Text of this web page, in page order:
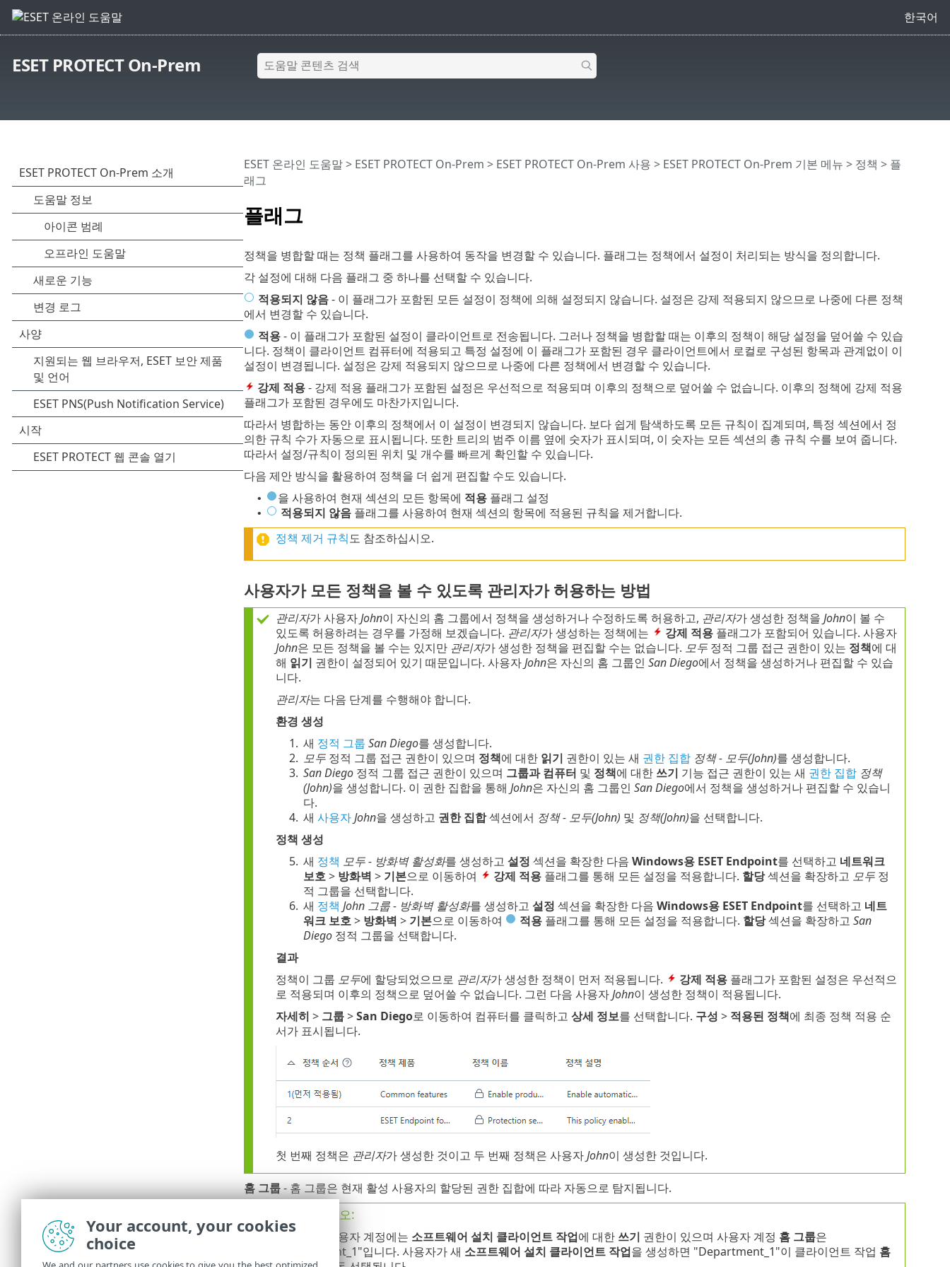
한국어
ESET PROTECT On-Prem
플래그
ESET 온라인 도움말> ESET PROTECT On-Prem > ESET PROTECT On-Prem 사용 > ESET PROTECT On-Prem 기본 메뉴 > 정책 > 플
래그
정책을 병합할 때는 정책 플래그를 사용하여 동작을 변경할 수 있습니다. 플래그는 정책에서 설정이 처리되는 방식을 정의합니다.
각 설정에 대해 다음 플래그 중 하나를 선택할 수 있습니다.
적용되지 않음- 이 플래그가 포함된 모든 설정이 정책에 의해 설정되지 않습니다. 설정은 강제 적용되지 않으므로 나중에 다른 정책
에서 변경할 수 있습니다.
적용- 이 플래그가 포함된 설정이 클라이언트로 전송됩니다. 그러나 정책을 병합할 때는 이후의 정책이 해당 설정을 덮어쓸 수 있습
니다. 정책이 클라이언트 컴퓨터에 적용되고 특정 설정에 이 플래그가 포함된 경우 클라이언트에서 로컬로 구성된 항목과 관계없이 이
설정이 변경됩니다. 설정은 강제 적용되지 않으므로 나중에 다른 정책에서 변경할 수 있습니다.
강제 적용- 강제 적용 플래그가 포함된 설정은 우선적으로 적용되며 이후의 정책으로 덮어쓸 수 없습니다. 이후의 정책에 강제 적용
플래그가 포함된 경우에도 마찬가지입니다.
따라서 병합하는 동안 이후의 정책에서 이 설정이 변경되지 않습니다. 보다 쉽게 탐색하도록 모든 규칙이 집계되며, 특정 섹션에서 정
의한 규칙 수가 자동으로 표시됩니다. 또한 트리의 범주 이름 옆에 숫자가 표시되며, 이 숫자는 모든 섹션의 총 규칙 수를 보여 줍니다.
따라서 설정/규칙이 정의된 위치 및 개수를 빠르게 확인할 수 있습니다.
다음 제안 방식을 활용하여 정책을 더 쉽게 편집할 수도 있습니다.
• 을 사용하여 현재 섹션의 모든 항목에 적용플래그 설정
• 적용되지 않음플래그를 사용하여 현재 섹션의 항목에 적용된 규칙을 제거합니다.
정책 제거 규칙도 참조하십시오.
사용자가 모든 정책을 볼 수 있도록 관리자가 허용하는 방법
관리자가 사용자John이 자신의 홈 그룹에서 정책을 생성하거나 수정하도록 허용하고, 관리자가 생성한 정책을 John이 볼 수
있도록 허용하려는 경우를 가정해 보겠습니다. 관리자가 생성하는 정책에는 강제 적용플래그가 포함되어 있습니다. 사용자
John은 모든 정책을 볼 수는 있지만 관리자가 생성한 정책을 편집할 수는 없습니다. 모두정적 그룹 접근 권한이 있는 정책에 대
해 읽기 권한이 설정되어 있기 때문입니다. 사용자John은 자신의 홈 그룹인 San Diego에서 정책을 생성하거나 편집할 수 있습
니다.
관리자는 다음 단계를 수행해야 합니다.
환경 생성
1. 새 정적 그룹 San Diego를 생성합니다.
2. 모두정적 그룹 접근 권한이 있으며 정책에 대한 읽기 권한이 있는 새 권한 집합 정책 - 모두(John)를 생성합니다.
3. San Diego정적 그룹 접근 권한이 있으며 그룹과 컴퓨터 및 정책에 대한 쓰기 기능 접근 권한이 있는 새 권한 집합 정책
(John)을 생성합니다. 이 권한 집합을 통해 John은 자신의 홈 그룹인 San Diego에서 정책을 생성하거나 편집할 수 있습니
다.
4. 새 사용자 John을 생성하고 권한 집합섹션에서 정책 - 모두(John) 및 정책(John)을 선택합니다.
정책 생성
5. 새 정책 모두 - 방화벽 활성화를 생성하고 설정 섹션을 확장한 다음 Windows용 ESET Endpoint를 선택하고 네트워크
보호> 방화벽 > 기본으로 이동하여 강제 적용플래그를 통해 모든 설정을 적용합니다. 할당섹션을 확장하고 모두정
적 그룹을 선택합니다.
6. 새 정책 John 그룹 - 방화벽 활성화를 생성하고 설정 섹션을 확장한 다음 Windows용 ESET Endpoint를 선택하고 네트
워크 보호> 방화벽 > 기본으로 이동하여 적용플래그를 통해 모든 설정을 적용합니다. 할당섹션을 확장하고 San
Diego정적 그룹을 선택합니다.
결과
정책이 그룹 모두에 할당되었으므로 관리자가 생성한 정책이 먼저 적용됩니다. 강제 적용플래그가 포함된 설정은 우선적으
로 적용되며 이후의 정책으로 덮어쓸 수 없습니다. 그런 다음 사용자John이 생성한 정책이 적용됩니다.
자세히 > 그룹>San Diego로 이동하여 컴퓨터를 클릭하고 상세 정보를 선택합니다. 구성 > 적용된 정책에 최종 정책 적용 순
서가 표시됩니다.
첫 번째 정책은 관리자가 생성한 것이고 두 번째 정책은 사용자John이 생성한 것입니다.
홈 그룹- 홈 그룹은 현재 활성 사용자의 할당된 권한 집합에 따라 자동으로 탐지됩니다.
예제 시나리오:
현재 활성 사용자 계정에는 소프트웨어 설치 클라이언트 작업에 대한 쓰기 권한이 있으며 사용자 계정 홈 그룹은
"Department_1"입니다. 사용자가 새 소프트웨어 설치 클라이언트 작업을 생성하면 "Department_1"이 클라이언트 작업 홈
Your account, your cookies
choice